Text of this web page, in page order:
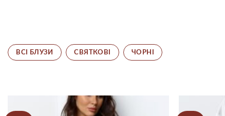
ВСІ БЛУЗИ СВЯТКОВІ ЧОРНІ